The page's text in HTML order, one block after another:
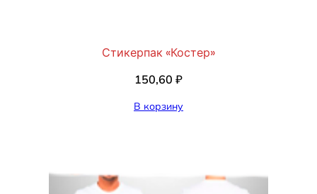
Стикерпак «Костер»
150,60 ₽
В корзину